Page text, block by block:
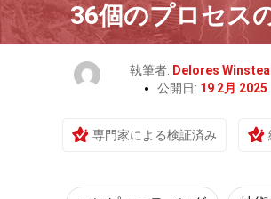
36個のプロセス
執筆者: Delores
公開日: 19 2月 2025
専門家による検証済み